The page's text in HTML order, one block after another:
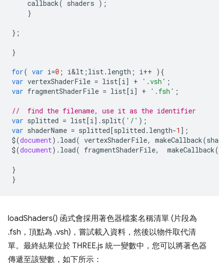
callback( shaders );
}
};
}
for( var i=0 ; i&lt ; list. length ; i++ ){
var vertexShaderFile = list [i] + '.vsh' ;
var fragmentShaderFile = list [i] + '.fsh' ;
//  find the filename, use it as the identifier
var splitted = list [i]. split( '/' );
var shaderName = splitted [splitted . length-1 ];
$(document). load( vertexShaderFile, makeCallback(
$(document). load( fragmentShaderFile, makeCallback(
}
}
loadShaders() 函式會採用著色器檔案名稱清單 (片段為
.fsh，頂點為 .vsh)，嘗試載入資料，然後以物件取代清
單。最終結果位於 THREE.js 統一變數中，您可以將著色器
傳遞至該變數，如下所示：